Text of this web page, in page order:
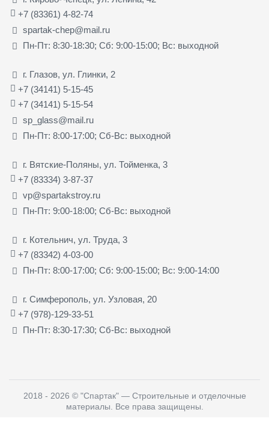
+7 (83361) 4-82-74
spartak-chep@mail.ru
Пн-Пт: 8:30-18:30; Сб: 9:00-15:00; Вс: выходной
г. Глазов, ул. Глинки, 2
+7 (34141) 5-15-45
+7 (34141) 5-15-54
sp_glass@mail.ru
Пн-Пт: 8:00-17:00; Сб-Вс: выходной
г. Вятские-Поляны, ул. Тойменка, 3
+7 (83334) 3-87-37
vp@spartakstroy.ru
Пн-Пт: 9:00-18:00; Сб-Вс: выходной
г. Котельнич, ул. Труда, 3
+7 (83342) 4-03-00
Пн-Пт: 8:00-17:00; Сб: 9:00-15:00; Вс: 9:00-14:00
г. Симферополь, ул. Узловая, 20
+7 (978)-129-33-51
Пн-Пт: 8:30-17:30; Сб-Вс: выходной
2018 - 2026 © "Спартак" — Строительные и отделочные
материалы . Все права защищены.